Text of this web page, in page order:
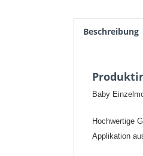
Beschreibung
Baby
Hochwertige
Applikation